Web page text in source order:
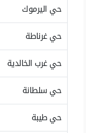
حي اليرموك
حي غرناطة
حي غرب الخالدية
حي سلطانة
حي طيبة